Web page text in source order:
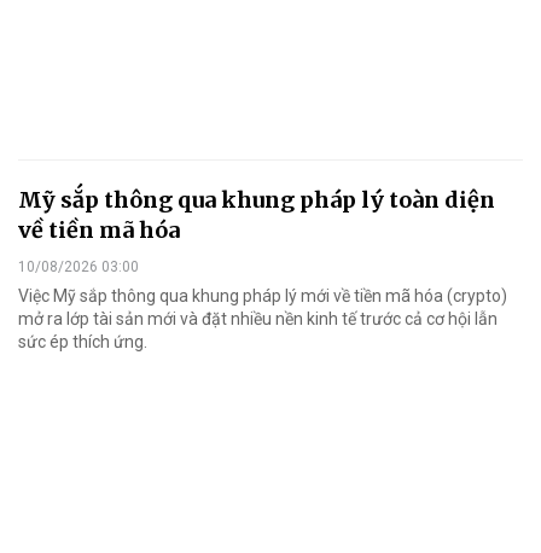
Mỹ sắp thông qua khung pháp lý toàn diện
về tiền mã hóa
10/08/2026 03:00
Việc Mỹ sắp thông qua khung pháp lý mới về tiền mã hóa (crypto)
mở ra lớp tài sản mới và đặt nhiều nền kinh tế trước cả cơ hội lẫn
sức ép thích ứng.